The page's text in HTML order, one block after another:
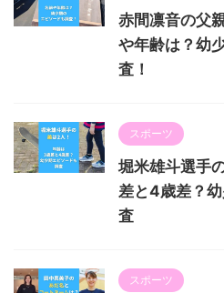
赤間凛音の父
や年齢は？幼
査！
スポーツ
堀米雄斗選手
差と4歳差？
査
スポーツ